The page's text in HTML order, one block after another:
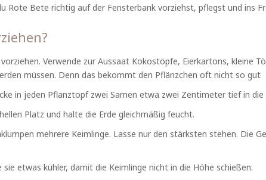
Rote Bete richtig auf der Fensterbank vorziehst, pflegst und ins
Verwende zur Aussaat Kokostöpfe, Eierkartons, kleine
müssen. Denn das bekommt den Pflänzchen oft nicht so gut
in jeden Pflanztopf zwei Samen etwa zwei Zentimeter tief in die
Platz und halte die Erde gleichmäßig feucht.
mehrere Keimlinge. Lasse nur den stärksten stehen. Die
etwas kühler, damit die Keimlinge nicht in die Höhe schießen.